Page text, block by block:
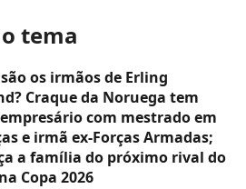
tema
os irmãos de Erling
Craque da Noruega tem
com mestrado em
e irmã ex-Forças Armadas;
a família do próximo rival do
Copa 2026